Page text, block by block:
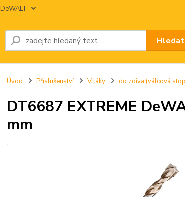
DeWALT
Hledat
Úvod Příslušenství Vrtáky do zdiva (válcová
DT6687 EXTREME
mm